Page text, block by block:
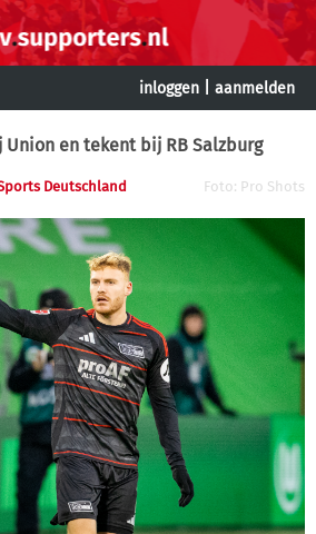
inloggen aanmelden
en tekent bij RB Salzburg
Deutschland Foto: Pro Shots